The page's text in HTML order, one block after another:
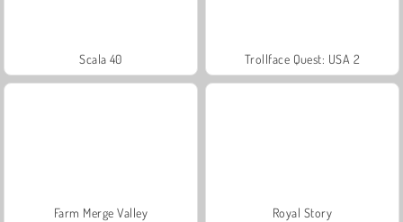
Scala 40 Trollface Quest: USA 2
Farm Merge Valley Royal Story